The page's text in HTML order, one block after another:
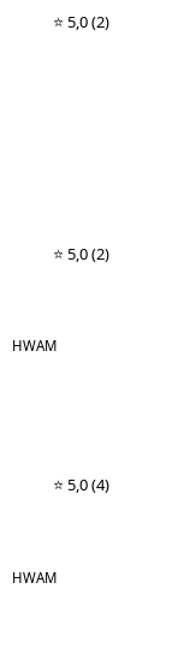
⭐ 5,0(2)
⭐ 5,0(2)
HWAM
⭐ 5,0(4)
HWAM